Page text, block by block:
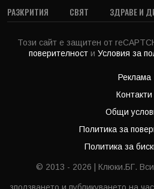
РАЗКРИТИЯ
СВЯТ ЗДРАВЕ И
Този сайт е защитен от
поверителност и Условия за
Реклама
Контакти
Общи
Политика за
Политика за
© 2013 - 2026 | Клюки.БГ.